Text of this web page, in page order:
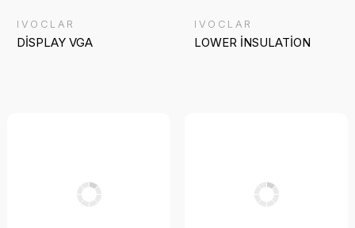
IVOCLAR
DİSPLAY VGA
IVOCLAR
LOWER İNSULATİON